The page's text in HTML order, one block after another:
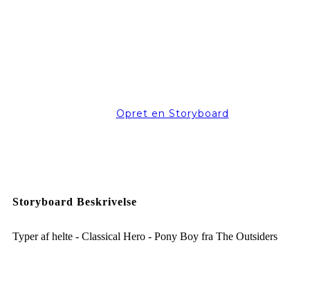
Opret en Storyboard
Storyboard Beskrivelse
Typer af helte - Classical Hero - Pony Boy fra The Outsiders